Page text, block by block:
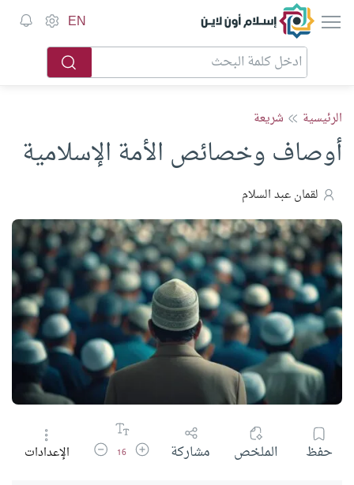
إسلام أون لاين EN
الرئيسية شريعة
أوصاف وخصائص الأمة الإسلامية
لقمان عبد السلام
حفظ الملخص مشاركة زيادة حجم الخط
16 تقليل حجم الخط
الإعدادات